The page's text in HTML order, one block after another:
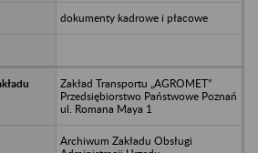
dokumenty kadrowe i płacowe
Zakład Transportu „AGROMET”
Przedsiębiorstwo Państwowe Poznań
ul. Romana Maya 1
Archiwum Zakładu Obsługi